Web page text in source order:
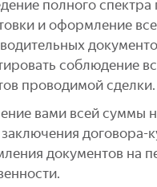
полного
и оформление
соблюдение
проводимой сделки.
вами всей суммы
договора-
документов на